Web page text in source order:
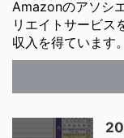
Amazonのアソシ
リエイトサービス
収入を得ています。